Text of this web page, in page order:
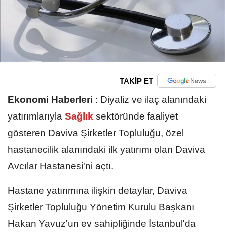
TAKİP ET
Ekonomi Haberleri : Diyaliz ve ilaç alanındaki
yatırımlarıyla Sağlık sektöründe faaliyet
gösteren Daviva Şirketler Topluluğu, özel
hastanecilik alanındaki ilk yatırımı olan Daviva
Avcılar Hastanesi'ni açtı.
Hastane yatırımına ilişkin detaylar, Daviva
Şirketler Topluluğu Yönetim Kurulu Başkanı
Hakan Yavuz'un ev sahipliğinde İstanbul'da